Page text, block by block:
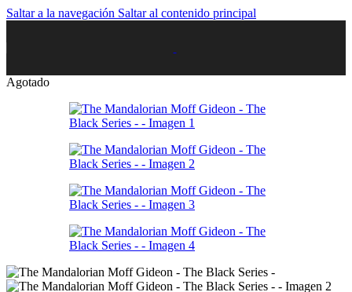
Saltar a la navegación Saltar al contenido principal
Agotado